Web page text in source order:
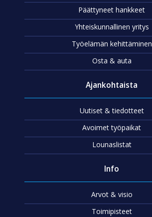
Päättyneet hankkeet
Yhteiskunnallinen yritys
Työelämän kehittäminen
Osta & auta
Ajankohtaista
Uutiset & tiedotteet
Avoimet työpaikat
Lounaslistat
Info
Arvot & visio
Toimipisteet